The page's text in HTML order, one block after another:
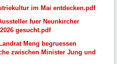
im Mai entdecken.pdf
fuer Neunkircher
gesucht.pdf
Meng begruessen
zwischen Minister Jung und